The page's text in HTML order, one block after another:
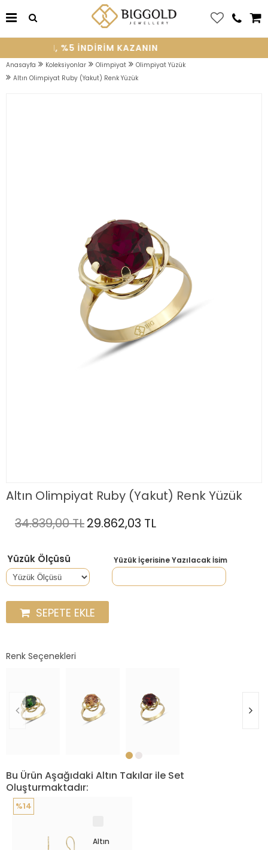
OLUN, %5 INDIRIM KAZANIN
Anasayfa Koleksiyonlar Olimpiyat
Olimpiyat Yüzük
Altın Olimpiyat Ruby (Yakut) Renk Yüzük
Altın Olimpiyat Ruby (Yakut) Renk Yüzük
34.839,00 TL29.862,03 TL
Yüzük Ölçüsü Yüzük İçerisine Yazılacak İsim
SEPETE EKLE
Renk Seçenekleri
Bu Ürün Aşağıdaki Altın Takılar ile Set
Oluşturmaktadır:
Altın
%14